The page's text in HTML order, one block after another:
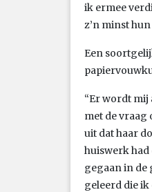
ik ermee
z’n minst
Een
“Er wordt mij
met de vraag
uit dat haar
huiswerk had
gegaan in de
geleerd die